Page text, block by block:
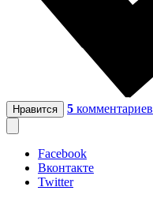
Нравится 5 комментариев
Facebook
Вконтакте
Twitter